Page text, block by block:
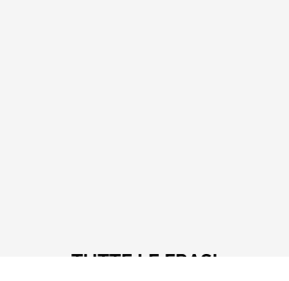
TUTTE LE FRASI